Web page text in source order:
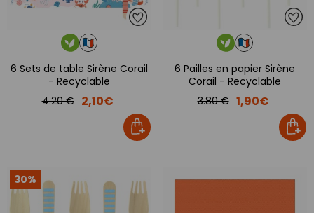
6 Sets de table Sirène Corail
- Recyclable
4.20 € 2,10€
6 Pailles en papier Sirène
Corail - Recyclable
3.80 € 1,90€
30%